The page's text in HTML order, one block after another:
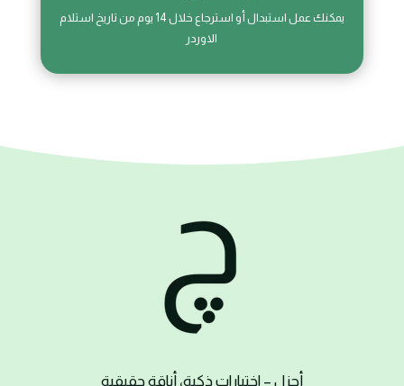
يمكنك عمل استبدال أو استرجاع خلال 14 يوم من تاريخ استلام
الاوردر
أچزل – اختيارات ذكية، أناقة حقيقية